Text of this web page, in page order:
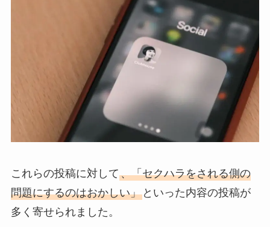
これらの投稿に対して、「セクハラをされる側の
問題にするのはおかしい」といった内容の投稿が
多く寄せられました。